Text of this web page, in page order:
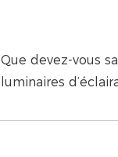
Que devez-vous
luminaires